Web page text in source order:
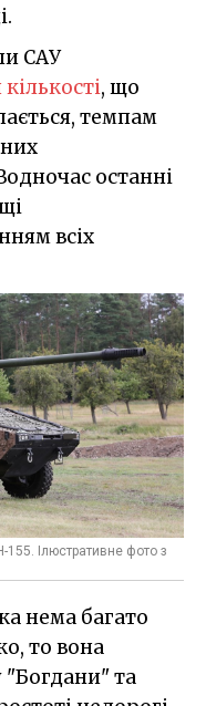
САУ
, що
темпам
останні
всіх
Ілюстративне фото з
нема багато
то вона
"Богдани" та